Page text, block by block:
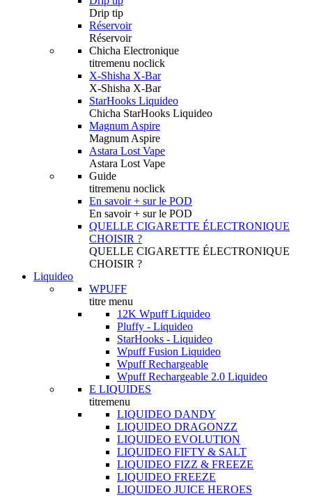
Drip tip
Réservoir
Réservoir
Chicha Electronique
titremenu noclick
X-Shisha X-Bar
X-Shisha X-Bar
StarHooks Liquideo
Chicha StarHooks Liquideo
Magnum Aspire
Magnum Aspire
Astara Lost Vape
Astara Lost Vape
Guide
titremenu noclick
En savoir + sur le POD
En savoir + sur le POD
QUELLE CIGARETTE ÉLECTRONIQUE
CHOISIR ?
QUELLE CIGARETTE ÉLECTRONIQUE
CHOISIR ?
Liquideo
WPUFF
titre menu
12K Wpuff Liquideo
Pluffy - Liquideo
StarHooks - Liquideo
Wpuff Fusion Liquideo
Wpuff Rechargeable
Wpuff Rechargeable 2.0 Liquideo
E LIQUIDES
titremenu
LIQUIDEO DANDY
LIQUIDEO DRAGONZZ
LIQUIDEO EVOLUTION
LIQUIDEO FIFTY & SALT
LIQUIDEO FIZZ & FREEZE
LIQUIDEO FREEZE
LIQUIDEO JUICE HEROES